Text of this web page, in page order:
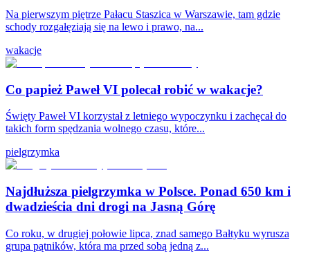
Na pierwszym piętrze Pałacu Staszica w Warszawie, tam gdzie
schody rozgałęziają się na lewo i prawo, na...
wakacje
Co papież Paweł VI polecał robić w wakacje?
Święty Paweł VI korzystał z letniego wypoczynku i zachęcał do
takich form spędzania wolnego czasu, które...
pielgrzymka
Najdłuższa pielgrzymka w Polsce. Ponad 650 km i
dwadzieścia dni drogi na Jasną Górę
Co roku, w drugiej połowie lipca, znad samego Bałtyku wyrusza
grupa pątników, która ma przed sobą jedną z...